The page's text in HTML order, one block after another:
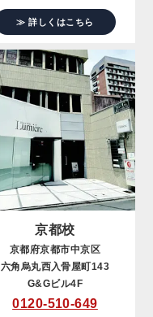
≫ 詳しくはこちら
京都校
京都府京都市中京区
六角烏丸西入骨屋町143
G&Gビル4F
0120-510-649